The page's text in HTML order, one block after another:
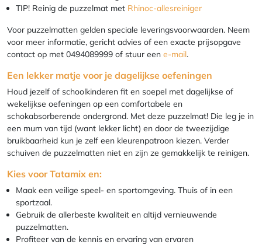
TIP! Reinig de puzzelmat met Rhinoc-allesreiniger
Voor puzzelmatten gelden speciale leveringsvoorwaarden. Neem
voor meer informatie, gericht advies of een exacte prijsopgave
contact op met 0494089999 of stuur een e-mail.
Een lekker matje voor je dagelijkse oefeningen
Houd jezelf of schoolkinderen fit en soepel met dagelijkse of
wekelijkse oefeningen op een comfortabele en
schokabsorberende ondergrond. Met deze puzzelmat! Die leg je in
een mum van tijd (want lekker licht) en door de tweezijdige
bruikbaarheid kun je zelf een kleurenpatroon kiezen. Verder
schuiven de puzzelmatten niet en zijn ze gemakkelijk te reinigen.
Kies voor Tatamix en:
Maak een veilige speel- en sportomgeving. Thuis of in een
sportzaal.
Gebruik de allerbeste kwaliteit en altijd vernieuwende
puzzelmatten.
Profiteer van de kennis en ervaring van ervaren